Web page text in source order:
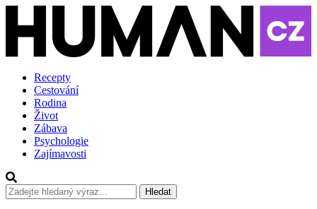
Recepty
Cestování
Rodina
Život
Zábava
Psychologie
Zajímavosti
Hledat